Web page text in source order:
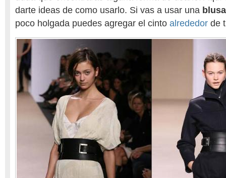
darte ideas de como usarlo. Si vas a usar una
poco holgada puedes agregar el cinto alrededor de